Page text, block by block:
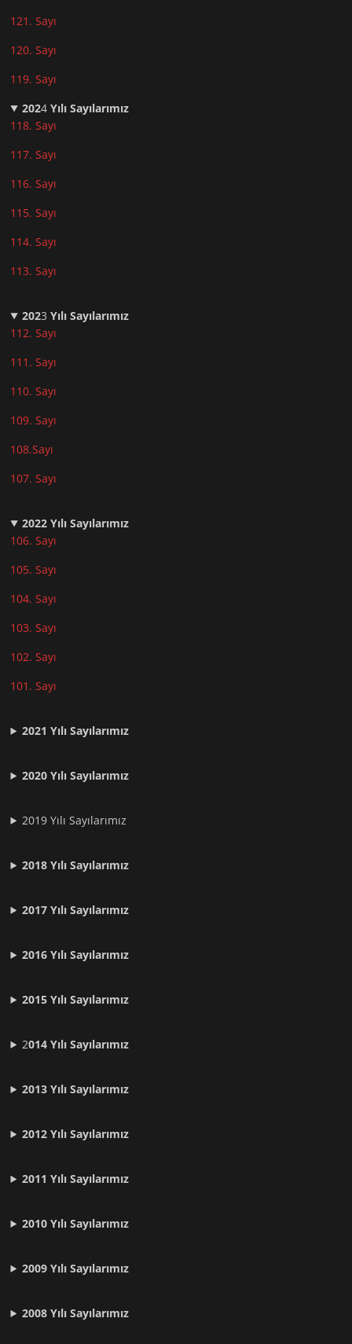
121. Sayı
120. Sayı
119. Sayı
2024Yılı Sayılarımız
118. Sayı
117. Sayı
116. Sayı
115. Sayı
114. Sayı
113. Sayı
2023Yılı Sayılarımız
112. Sayı
111. Sayı
110. Sayı
109. Sayı
108.Sayı
107. Sayı
2022 Yılı Sayılarımız
106. Sayı
105. Sayı
104. Sayı
103. Sayı
102. Sayı
101. Sayı
2021 Yılı Sayılarımız
2020 Yılı Sayılarımız
2019 Yılı Sayılarımız
2018 Yılı Sayılarımız
2017 Yılı Sayılarımız
2016 Yılı Sayılarımız
2015 Yılı Sayılarımız
2014 Yılı Sayılarımız
2013 Yılı Sayılarımız
2012 YılıSayılarımız
2011 YılıSayılarımız
2010 YılıSayılarımız
2009 YılıSayılarımız
2008 YılıSayılarımız